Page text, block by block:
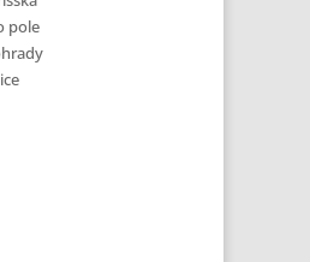
pole